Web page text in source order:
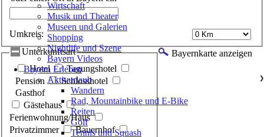
Umkreis:
Bayernkarte anzeigen
Unterkunftsart
Hotel
Tagungshotel
Pension
Schlosshotel
Gasthof
Gästehaus
Ferienwohnung/Haus
Privatzimmer
Bauernhof
Wirtschaft
Musik und Theater
Museen und Galerien
Shopping
Nightlife und Szene
Bayern Videos
Bayern Erleben
Aktivurlaub
❯
Wandern
Rad, Mountainbike und E-Bike
Reiten
Golf
Tennis und Squash